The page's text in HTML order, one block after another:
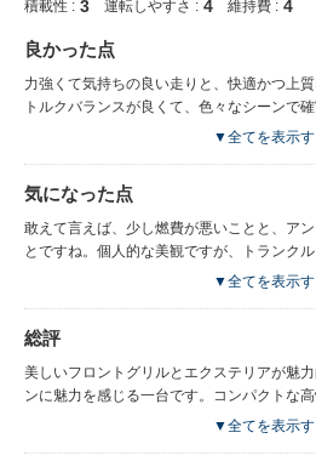
積載性 : 3 運転しやすさ : 4 維持費 : 4
良かった点
力強くて気持ちの良い走りと、快適かつ上
トルクバランスが良くて、色々なシーンで
です。また、トランスミッションも扱い易い
▼全てを表示す
気になった点
敢えて言えば、少し燃費が悪いことと、ア
とですね。個人的な美観ですが、トランク
▼全てを表示す
総評
美しいフロントグリルとエクステリアが魅
ンに魅力を感じる一台です。コンパクトな
▼全てを表示す